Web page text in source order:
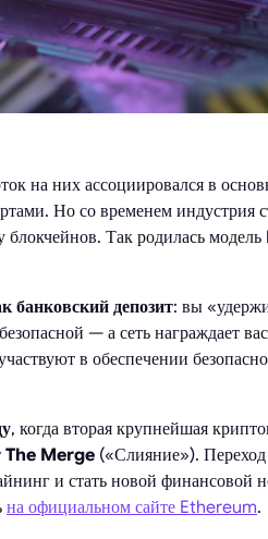
на них ассоциировался в
Но со временем индустрия
Так родилась модель
банковский депозит: вы
— а сеть награждает
в обеспечении
, когда вторая крупнейшая
The Merge («Слияние»). Переход
и стать новой финансовой
на официальном сайте Ethereum.